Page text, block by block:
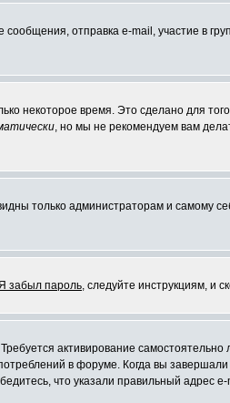
отправка e-mail, участие в
некоторое время. Это сделано для
, но мы не рекомендуем вам
только администраторам и самому
забыл пароль, следуйте инструкциям, и
активирование
в форуме. Когда вы
что указали правильный адрес